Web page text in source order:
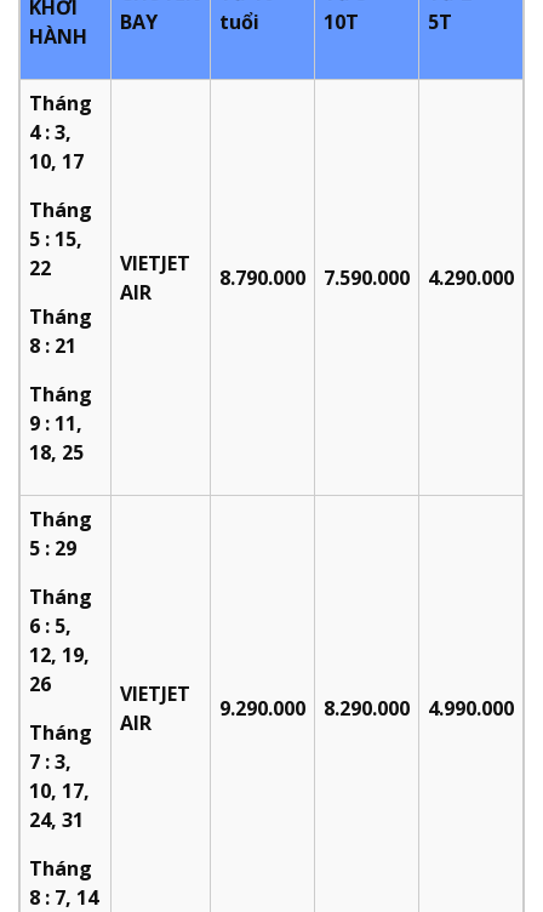
KHỞI
HÀNH
BAY
tuổi
10T
5T
Tháng
4 : 3,
10, 17
Tháng
5 : 15,
22
Tháng
8 : 21
Tháng
9 : 11,
18, 25
VIETJET
AIR
8.790.000 7.590.000 4.290.000
Tháng
5 : 29
Tháng
6 : 5,
12, 19,
26
Tháng
7 : 3,
10, 17,
24, 31
Tháng
8 : 7, 14
VIETJET
AIR
9.290.000 8.290.000 4.990.000